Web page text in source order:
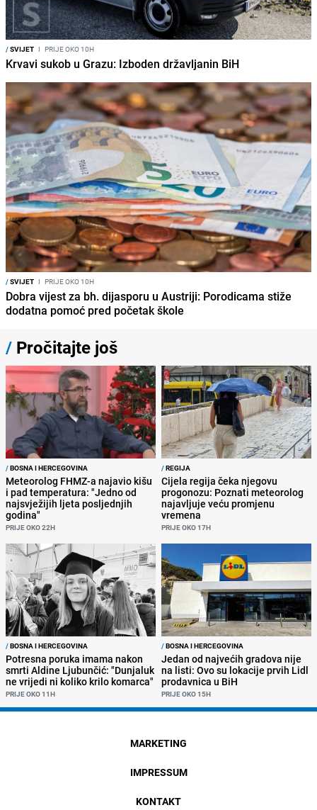
/SVIJET I PRIJE OKO 10H
Krvavi sukob u Grazu: Izboden državljanin BiH
/SVIJET I PRIJE OKO 10H
Dobra vijest za bh. dijasporu u Austriji: Porodicama stiže
dodatna pomoć pred početak škole
/ Pročitajte još
/BOSNA I HERCEGOVINA
Meteorolog FHMZ-a najavio kišu
i pad temperatura: "Jedno od
najsvježijih ljeta posljednjih
godina"
PRIJE OKO 22H
/REGIJA
Cijela regija čeka njegovu
progonozu: Poznati meteorolog
najavljuje veću promjenu
vremena
PRIJE OKO 17H
/BOSNA I HERCEGOVINA
Potresna poruka imama nakon
smrti Aldine Ljubunčić: "Dunjaluk
ne vrijedi ni koliko krilo komarca"
PRIJE OKO 11H
/BOSNA I HERCEGOVINA
Jedan od najvećih gradova nije
na listi: Ovo su lokacije prvih Lidl
prodavnica u BiH
PRIJE OKO 15H
MARKETING
IMPRESSUM
KONTAKT